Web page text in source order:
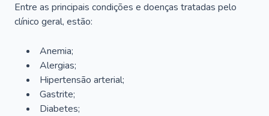
Entre as principais condições e doenças tratadas pelo
clínico geral, estão:
Anemia;
Alergias;
Hipertensão arterial;
Gastrite;
Diabetes;